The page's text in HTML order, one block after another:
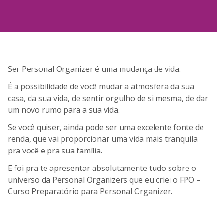
Ser Personal Organizer é uma mudança de vida.
É a possibilidade de você mudar a atmosfera da sua
casa, da sua vida, de sentir orgulho de si mesma, de dar
um novo rumo para a sua vida.
Se você quiser, ainda pode ser uma excelente fonte de
renda, que vai proporcionar uma vida mais tranquila
pra você e pra sua família.
E foi pra te apresentar absolutamente tudo sobre o
universo da Personal Organizers que eu criei o FPO –
Curso Preparatório para Personal Organizer.